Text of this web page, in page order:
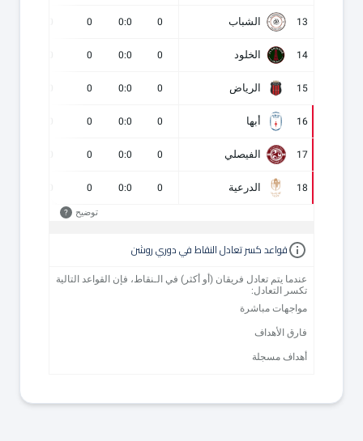
13 الشباب 0
0:0
0
14 الخلود 0
0:0
0
15 الرياض 0
0:0
0
16 أبها 0
0:0
0
17 الفيصلي 0
0:0
0
18 الدرعية 0
0:0
0
توضيح ?
قواعد كسر تعادل النقاط في دوري روشن
عندما يتم تعادل فريقان (أو أكثر) في الـنقاط، فإن القواعد التالية
تكسر التعادل:
مواجهات مباشرة
فارق الأهداف
أهداف مسجلة